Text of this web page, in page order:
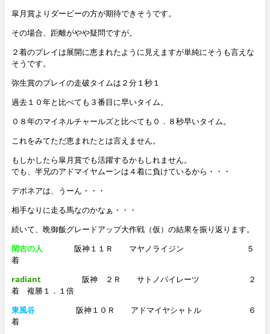
皐月賞よりダービーの方が期待できそうです。
その場合、距離がやや疑問ですが。
２着のプレイは展開に恵まれたように見えますが単純にそうも言えな
そうです。
弥生賞のプレイの走破タイムは２分１秒１
過去１０年と比べても３番目に早いタイム。
０８年のマイネルチャールズと比べても０．８秒早いタイム。
これをみてただ恵まれたとは言えません。
もしかしたら皐月賞でも活躍するかもしれません。
でも、半兄のアドマイヤムーンは４着に負けているから・・・
デボネアは、うーん・・・
相手なりに走る馬なのかなぁ・・・
続いて、晩御飯グレードアップ大作戦（仮）の結果を振り返ります。
閑古の人
阪神１１Ｒ マヤノライジン ５
着
radiant
阪神 ２Ｒ サトノパイレーツ ２
着複勝１．１倍
東風谷
阪神１０ Ｒ アドマイヤシャトル ６
着